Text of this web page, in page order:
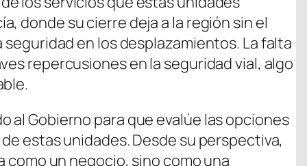
donde su cierre deja a la región sin el
en los desplazamientos. La falta
repercusiones en la seguridad vial, algo
al Gobierno para que evalúe las opciones
estas unidades. Desde su perspectiva,
como un negocio, sino como una